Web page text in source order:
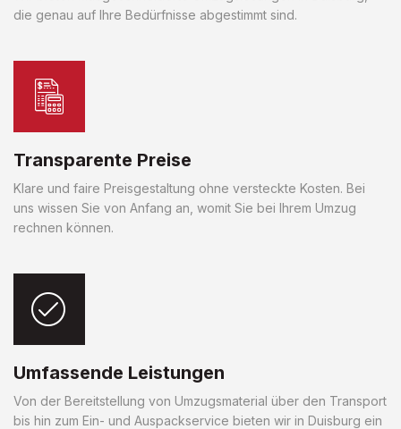
die genau auf Ihre Bedürfnisse abgestimmt sind.
Transparente Preise
Klare und faire Preisgestaltung ohne versteckte Kosten. Bei
uns wissen Sie von Anfang an, womit Sie bei Ihrem Umzug
rechnen können.
Umfassende Leistungen
Von der Bereitstellung von Umzugsmaterial über den Transport
bis hin zum Ein- und Auspackservice bieten wir in Duisburg ein